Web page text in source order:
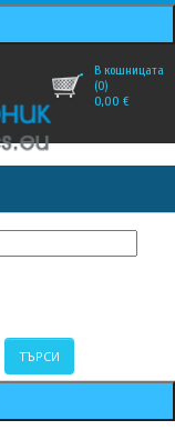
В кошницата
(0)
0,00 €